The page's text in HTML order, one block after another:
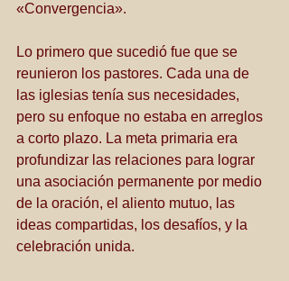
«Convergencia».
Lo primero que sucedió fue que se
reunieron los pastores. Cada una de
las iglesias tenía sus necesidades,
pero su enfoque no estaba en arreglos
a corto plazo. La meta primaria era
profundizar las relaciones para lograr
una asociación permanente por medio
de la oración, el aliento mutuo, las
ideas compartidas, los desafíos, y la
celebración unida.